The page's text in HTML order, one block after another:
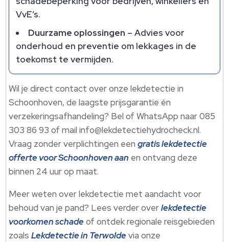
VvE’s.​
Duurzame oplossingen – Advies voor
onderhoud en preventie om lekkages in de
toekomst te vermijden.​
Wil je direct contact over onze lekdetectie in
Schoonhoven, de laagste prijsgarantie én
verzekeringsafhandeling? Bel of WhatsApp naar 085
303 86 93 of mail info@lekdetectiehydrocheck.​nl.​
Vraag zonder verplichtingen eengratis lekdetectie
offerte voor Schoonhoven aan en ontvang deze
binnen 24 uur op maat.​
Meer weten over lekdetectie met aandacht voor
behoud van je pand? Lees verder overlekdetectie
voorkomen schade of ontdek regionale reisgebieden
zoalsLekdetectie in Terwolde via onze